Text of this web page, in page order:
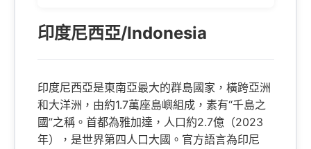
印度尼西亞/Indonesia
印度尼西亞是東南亞最大的群島國家，橫跨亞洲
和大洋洲，由約1.7萬座島嶼組成，素有“千島之
國”之稱。首都為雅加達，人口約2.7億（2023
年），是世界第四人口大國。官方語言為印尼